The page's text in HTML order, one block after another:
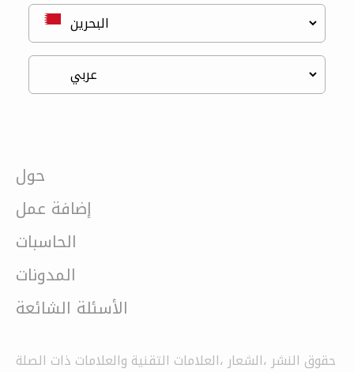
حول
إضافة عمل
الحاسبات
المدونات
الأسئلة الشائعة
حقوق النشر ،الشعار ،العلامات التقنية والعلامات ذات الصلة